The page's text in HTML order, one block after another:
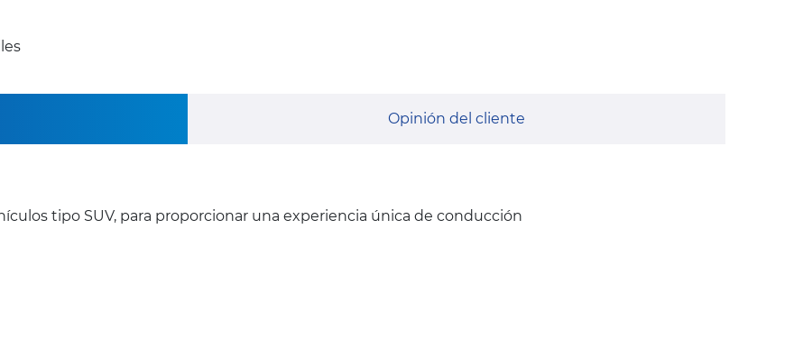
Opinión del cliente
tipo SUV, para proporcionar una experiencia única de conducción